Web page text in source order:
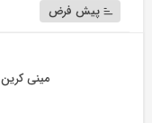
پیش فرض
مینی کرین IFOOTAGE-MINICRANE M5